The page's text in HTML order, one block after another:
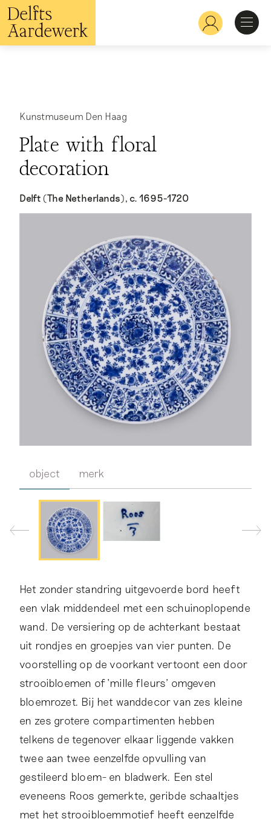
Overslaan
en
naar
de
Hoofdnavigatie
Bekijken
Kunstmuseum Den Haag
Plate with floral
decoration
Delft (The Netherlands), c. 1695-1720
object merk
Het zonder standring uitgevoerde bord heeft
een vlak middendeel met een schuinoplopende
wand. De versiering op de achterkant bestaat
uit rondjes en groepjes van vier punten. De
voorstelling op de voorkant vertoont een door
strooibloemen of ‘mille fleurs’ omgeven
bloemrozet. Bij het wanddecor van zes kleine
en zes grotere compartimenten hebben
telkens de tegenover elkaar liggende vakken
twee aan twee eenzelfde opvulling van
gestileerd bloem- en bladwerk. Een stel
eveneens Roos gemerkte, geribde schaaltjes
met het strooibloemmotief heeft eenzelfde